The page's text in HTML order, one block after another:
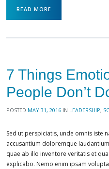
READ MORE
7 Things
People Don’t
POSTED MAY 31, 2016 IN LEADERSHIP,
Sed ut perspiciatis, unde omnis iste
accusantium doloremque
quae ab illo inventore veritatis et
explicabo. Nemo enim ipsam